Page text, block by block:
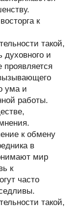
к
такой,
духовного и
проявляется
ума и
работы.
к обмену
в
мир
к
часто
такой,